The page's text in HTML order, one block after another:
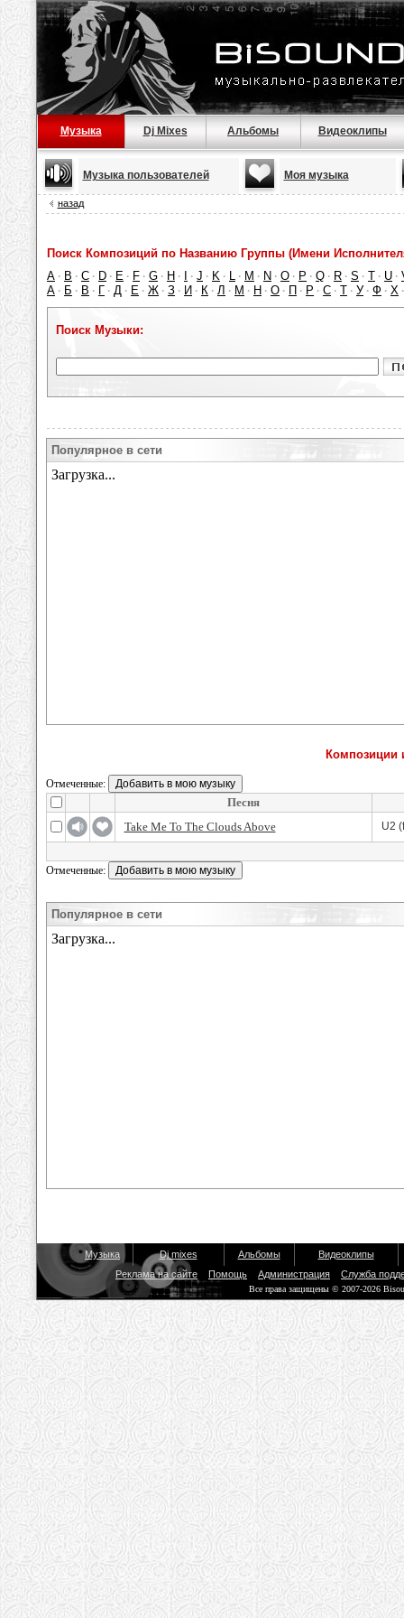
Музыка Dj Mixes Альбомы Видеоклипы
Музыка пользователей Моя музыка
назад
Поиск Композиций по Названию Группы (Имени
A · B · C · D · E · F · G · H · · J · K · L · M · N · O · P · Q · R · S · T · U ·
А · Б · В · Г · Д · Е · Ж · З · И · К · Л · М · Н · О · П · Р · С · Т · У · Ф · Х
Поиск Музыки:
Популярное в сети
Композиции
Отмеченные:
Песня
Take Me To The Clouds Above
U2
Отмеченные:
Популярное в сети
Музыка Dj mixes Альбомы
Видеоклипы
Реклама на сайте
Помощь Администрация Служба
Все права защищены © 2007-2026